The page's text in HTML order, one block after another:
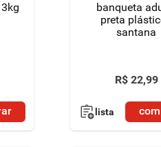
banqueta
preta
santana
R$ 22,99
lista